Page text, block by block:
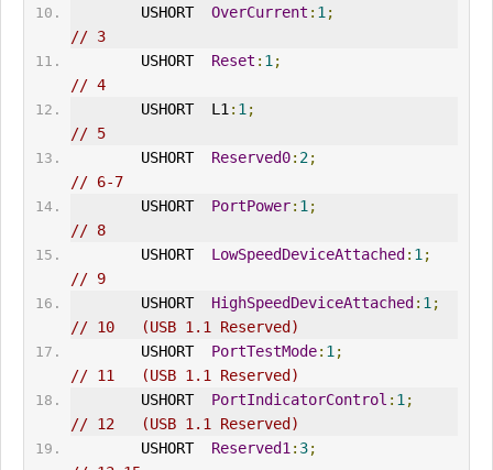
        USHORT
OverCurrent : 1 ;
// 3
        USHORT
Reset : 1 ;
// 4
        USHORT  L1
: 1 ;
// 5
        USHORT
Reserved0: 2;
// 6-7
        USHORT
PortPower: 1 ;
// 8
        USHORT
LowSpeedDeviceAttached : 1 ;
// 9
        USHORT
HighSpeedDeviceAttached : 1 ;
// 10   (USB 1.1 Reserved)
        USHORT
PortTestMode: 1 ;
// 11   (USB 1.1 Reserved)
        USHORT
PortIndicatorControl : 1 ;
// 12   (USB 1.1 Reserved)
        USHORT
Reserved1 : 3;